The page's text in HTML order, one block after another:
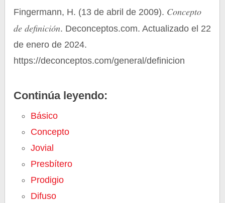
Fingermann, H. (13 de abril de 2009). Concepto
de definición. Deconceptos.com. Actualizado el 22
de enero de 2024.
https://deconceptos.com/general/definicion
Continúa leyendo:
Básico
Concepto
Jovial
Presbítero
Prodigio
Difuso